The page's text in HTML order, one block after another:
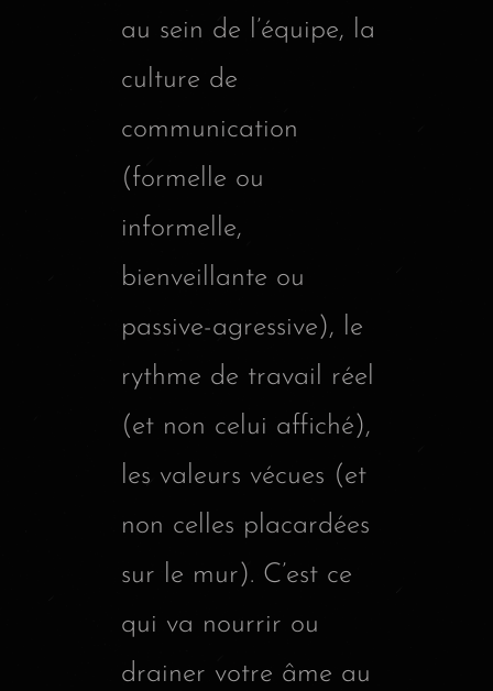
au sein de l’équipe, la
culture de
communication
(formelle ou
informelle,
bienveillante ou
passive-agressive), le
rythme de travail réel
(et non celui affiché),
les valeurs vécues (et
non celles placardées
sur le mur). C’est ce
qui va nourrir ou
drainer votre âme au